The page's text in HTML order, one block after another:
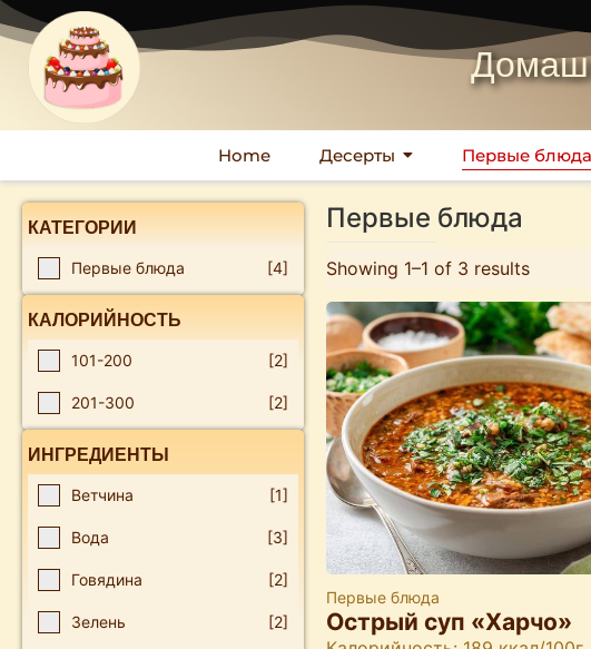
Home Десерты Первые блюда
КАТЕГОРИИ
Первые блюда [4]
КАЛОРИЙНОСТЬ
101-200 [2]
201-300 [2]
ИНГРЕДИЕНТЫ
Ветчина [1]
Вода [3]
Говядина [2]
Зелень [2]
Первые блюда
Showing 1–1 of 3 results
Первые блюда
Острый суп «Харчо»